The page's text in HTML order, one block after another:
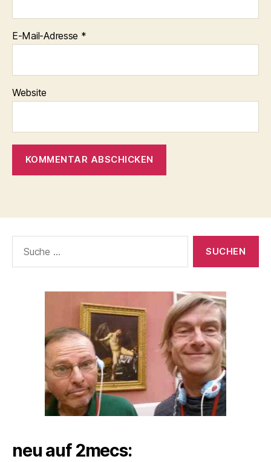
E-Mail-Adresse *
Website
nach:
neu auf 2mecs: